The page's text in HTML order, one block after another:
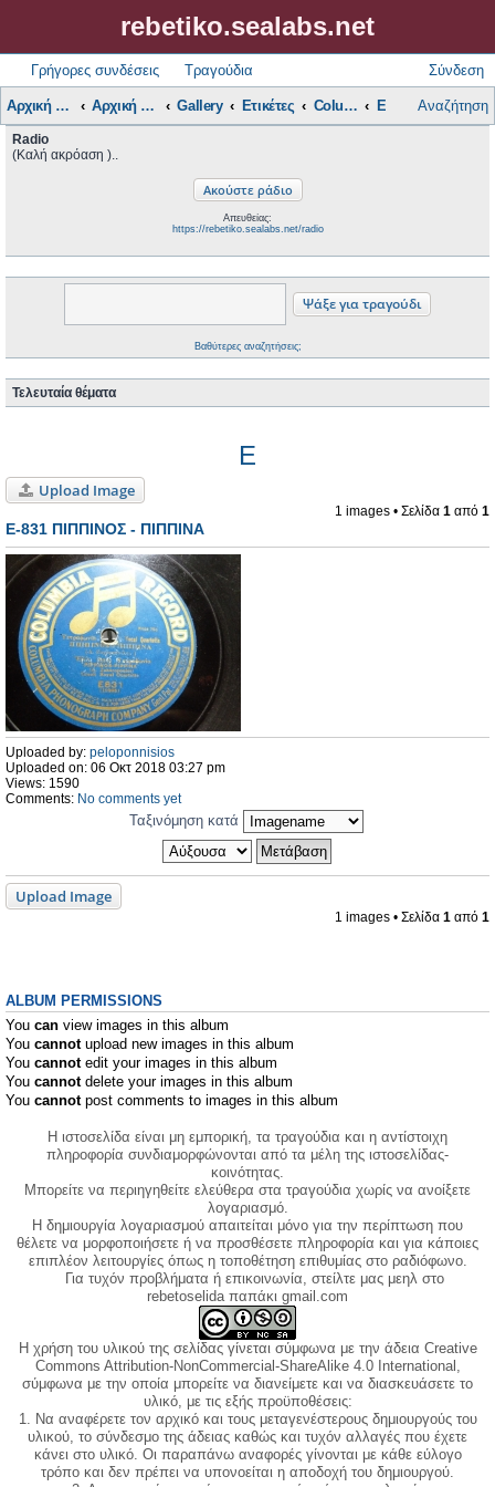
rebetiko.sealabs.net
Γρήγορες συνδέσεις Τραγούδια Σύνδεση
Αρχική Σελίδα Αρχική Συζητήσεων Gallery Ετικέτες Columbia Αμερικής Ε Αναζήτηση
Radio
(Καλή ακρόαση )..
Απευθείας:
https://rebetiko.sealabs.net/radio
Βαθύτερες αναζητήσεις;
Τελευταία θέματα
Ε
Upload Image
1 images • Σελίδα 1 από 1
E-831 ΠΙΠΠΙΝΟΣ - ΠΙΠΠΙΝΑ
Uploaded by: peloponnisios
Uploaded on: 06 Οκτ 2018 03:27 pm
Views: 1590
Comments: No comments yet
Ταξινόμηση κατά
Upload Image
1 images • Σελίδα 1 από 1
ALBUM PERMISSIONS
You can view images in this album
You cannotupload new images in this album
You cannotedit your images in this album
You cannotdelete your images in this album
You cannotpost comments to images in this album
Η ιστοσελίδα είναι μη εμπορική, τα τραγούδια και η αντίστοιχη
πληροφορία συνδιαμορφώνονται από τα μέλη της ιστοσελίδας-
κοινότητας.
Μπορείτε να περιηγηθείτε ελεύθερα στα τραγούδια χωρίς να ανοίξετε
λογαριασμό.
Η δημιουργία λογαριασμού απαιτείται μόνο για την περίπτωση που
θέλετε να μορφοποιήσετε ή να προσθέσετε πληροφορία και για κάποιες
επιπλέον λειτουργίες όπως η τοποθέτηση επιθυμίας στο ραδιόφωνο.
Για τυχόν προβλήματα ή επικοινωνία, στείλτε μας μεηλ στο
rebetoselida παπάκι gmail.com
Η χρήση του υλικού της σελίδας γίνεται σύμφωνα με την άδεια Creative
Commons Attribution-NonCommercial-ShareAlike 4.0 International,
σύμφωνα με την οποία μπορείτε να διανείμετε και να διασκευάσετε το
υλικό, με τις εξής προϋποθέσεις:
1. Να αναφέρετε τον αρχικό και τους μεταγενέστερους δημιουργούς του
υλικού, το σύνδεσμο της άδειας καθώς και τυχόν αλλαγές που έχετε
κάνει στο υλικό. Οι παραπάνω αναφορές γίνονται με κάθε εύλογο
τρόπο και δεν πρέπει να υπονοείται η αποδοχή του δημιουργού.